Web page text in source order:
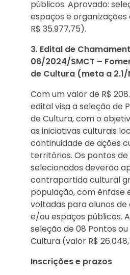
públicos. Aprovado:
espaços e
R$ 35.977,75).
3. Edital de
06/2024/SMCT –
de Cultura (meta a 2.1/
Com um valor de R$
edital visa a seleção de
de Cultura, com o
as iniciativas culturais
continuidade de ações
territórios. Os pontos
selecionados deverão
contrapartida cultural
população, com ênfase
voltadas para alunos de
e/ou espaços públicos.
seleção de 08 Pontos
Cultura (valor R$
Inscrições e prazos